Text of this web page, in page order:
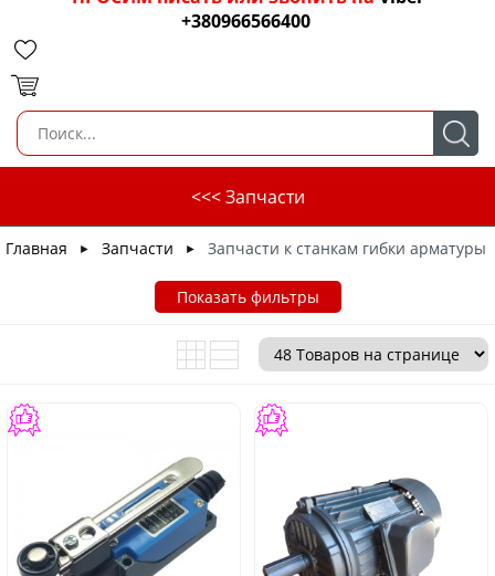
+380966566400
<<< Запчасти
Главная ► Запчасти ► Запчасти к станкам гибки арматуры
Показать фильтры